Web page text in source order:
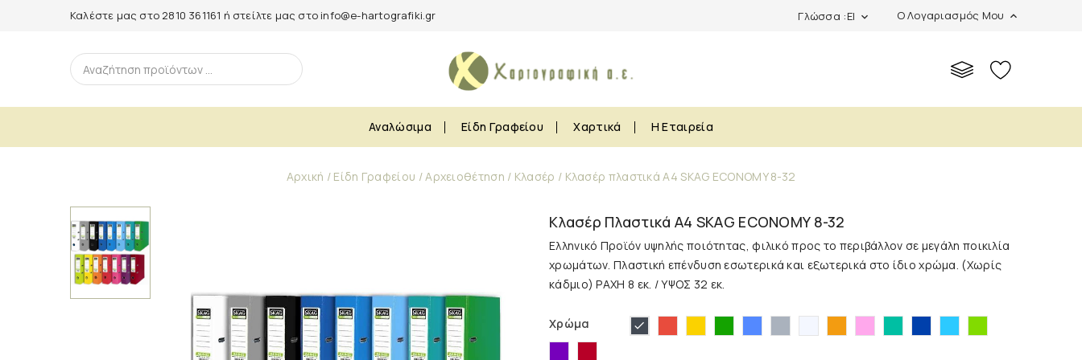
Καλέστε μας στο 2810 361161 ή στείλτε μας στο info@e-hartografiki.gr Ο Λογαριασμός Μου expand_more
Γλώσσα :el expand_more
Αναλώσιμα Είδη Γραφείου Χαρτικά Η Εταιρεία
Αρχική Είδη Γραφείου Αρχειοθέτηση Κλασέρ Κλασέρ πλαστικά Α4 SKAG ECONOMY 8-32
Κλασέρ Πλαστικά Α4 SKAG ECONOMY 8-32
Ελληνικό Προϊόν υψηλής ποιότητας, φιλικό προς το περιβάλλον σε μεγάλη ποικιλία
χρωμάτων. Πλαστική επένδυση εσωτερικά και εξωτερικά στο ίδιο χρώμα. (Χωρίς
κάδμιο) ΡΑΧΗ 8 εκ. / ΥΨΟΣ 32 εκ.
Χρώμα ΜαύροΚόκκινοΚίτρινοΠράσινο
ΜπλεΓκρι ΛευκόΠορτοκαλί
Ροζ ΒεραμάνΣκούροΓαλάζιοΛαχανί
ΜωβΜπορντώ